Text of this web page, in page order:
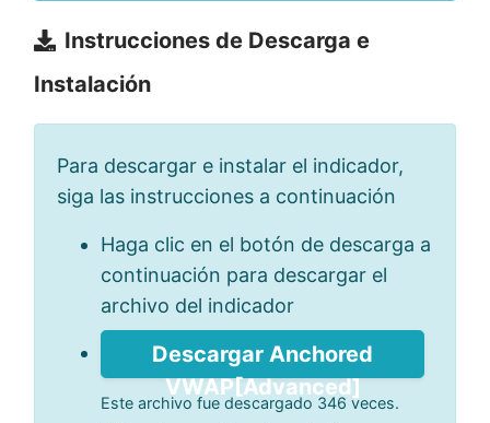
Instrucciones de Descarga e
Instalación
Para descargar e instalar el indicador,
siga las instrucciones a continuación
Haga clic en el botón de descarga a
continuación para descargar el
archivo del indicador
Descargar Anchored
VWAP[Advanced]
Este archivo fue descargado 346 veces.